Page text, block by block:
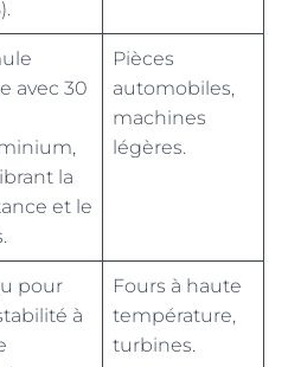
avec 30
la
et le
Pièces
automobiles,
machines
légères.
pour
à
Fours à haute
température,
turbines.